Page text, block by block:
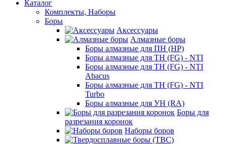
Каталог
Комплекты, Наборы
Боры
Аксессуары
Алмазные боры
Боры алмазные для ПН (HP)
Боры алмазные для ТН (FG) - NTI
Боры алмазные для ТН (FG) - NTI
Abacus
Боры алмазные для ТН (FG) - NTI
Turbo
Боры алмазные для УН (RA)
Боры для
разрезания коронок
Наборы боров